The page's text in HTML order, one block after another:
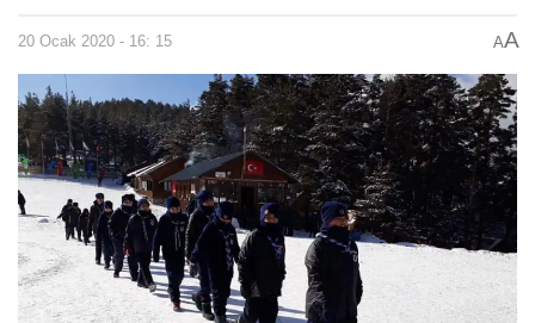
20 Ocak 2020 - 16: 15 AA